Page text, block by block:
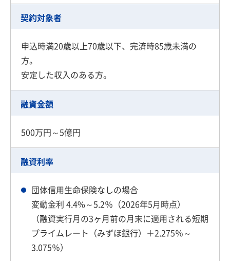
契約対象者
申込時満20歳以上70歳以下、完済時85歳未満の
方。
安定した収入のある方。
融資金額
500万円～5億円
融資利率
団体信用生命保険なしの場合
変動金利 4.4%～5.2％（2026年5月時点）
（融資実行月の3ヶ月前の月末に適用される短期
プライムレート（みずほ銀行）＋2.275％～
3.075％）